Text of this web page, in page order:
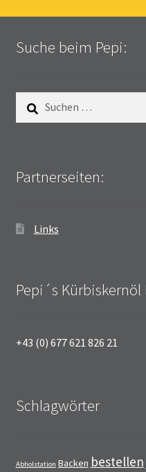
Suche beim Pepi:
nach:
Partnerseiten:
Links
Pepi´s
+43 (0) 677 621 826 21
Schlagwörter
Abholstation Backen bestellen